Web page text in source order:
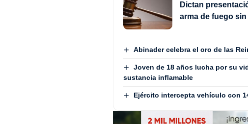
Dictan
arma de fuego
Abinader celebra el oro de las
Joven de 18 años lucha por su
sustancia inflamable
Ejército intercepta vehículo con